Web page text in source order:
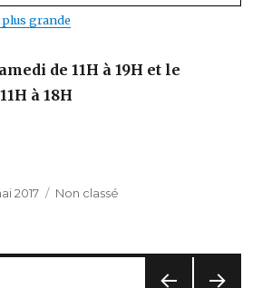
grande
de 11H à 19H et le
à 18H
2017 Catégories
Non classé